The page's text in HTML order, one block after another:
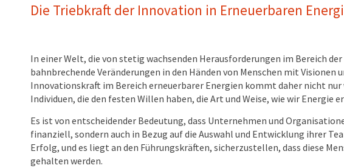
Die Triebkraft der Innovation in Erneuerbaren
In einer Welt, die von stetig wachsenden Herausforderungen im Bereich
bahnbrechende Veränderungen in den Händen von Menschen mit
Innovationskraft im Bereich erneuerbarer Energien kommt daher nicht
Individuen, die den festen Willen haben, die Art und Weise, wie wir Energie
Es ist von entscheidender Bedeutung, dass Unternehmen und
finanziell, sondern auch in Bezug auf die Auswahl und Entwicklung ihrer
Erfolg, und es liegt an den Führungskräften, sicherzustellen, dass diese
gehalten werden.